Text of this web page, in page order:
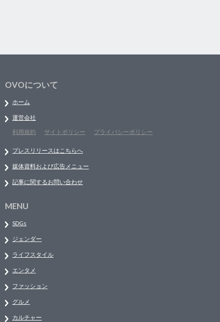
OVOについて
ホーム
運営会社
利用規約
サイトポリシー プライバシーポリシー
プレスリリースはこちらへ
媒体資料および広告メニュー
記事に関するお問い合わせ
MENU
SDGs
ジェンダー
ライフスタイル
エンタメ
ファッション
グルメ
カルチャー